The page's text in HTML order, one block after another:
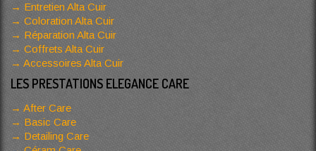
Entretien Alta Cuir
Coloration Alta Cuir
Réparation Alta Cuir
Coffrets Alta Cuir
Accessoires Alta Cuir
LES PRESTATIONS ELEGANCE CARE
After Care
Basic Care
Detailing Care